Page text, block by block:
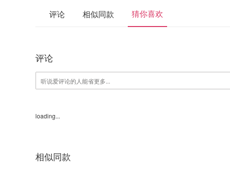
评论 相似同款 猜你喜欢
评论
loading...
相似同款